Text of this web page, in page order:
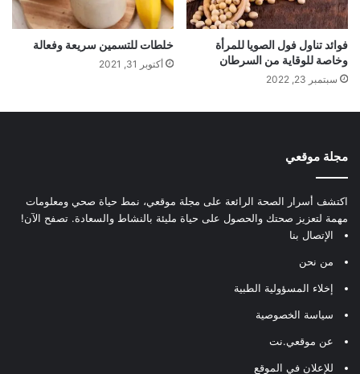
فوائد تناول فول الصويا للمرأة
وخاصة للوقاية من السرطان
سبتمبر 23, 2022
خلطات للتسمين سريعة وفعالة
أكتوبر 31, 2021
مجلة موقعي
اكتشف أسرار الصحة الرائعة على مجلة موقعي، نمط حياة صحي ومعلومات
مهمة لتعزيز صحتك والحصول على حياة مليئة بالنشاط والسعادة. تصفح الآن!
الإتصال بنا
من نحن
إخلاء المسؤولية الطبية
سياسة الخصوصية
عن موقعي.نت
للإعلان في الموقع